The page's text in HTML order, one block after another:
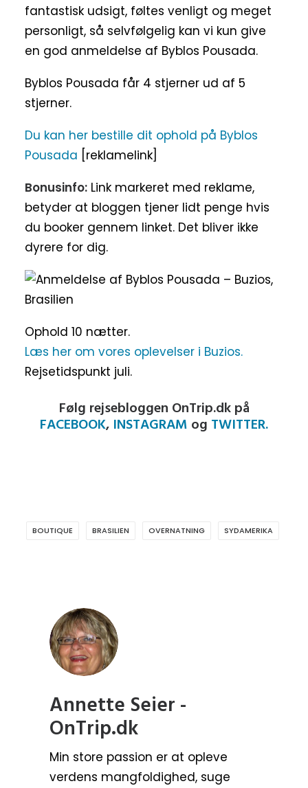
fantastisk udsigt, føltes venligt og meget
personligt, så selvfølgelig kan vi kun give
en god anmeldelse af Byblos Pousada.
Byblos Pousada får 4 stjerner ud af 5
stjerner.
Du kan her bestille dit ophold på Byblos
Pousada [reklamelink]
Bonusinfo: Link markeret med reklame,
betyder at bloggen tjener lidt penge hvis
du booker gennem linket. Det bliver ikke
dyrere for dig.
Ophold 10 nætter.
Læs her om vores oplevelser i Buzios.
Rejsetidspunkt juli.
Følg rejsebloggen OnTrip.dk på
FACEBOOK, INSTAGRAM og TWITTER.
BOUTIQUE BRASILIEN OVERNATNING SYDAMERIKA
Annette Seier -
OnTrip.dk
Min store passion er at opleve
verdens mangfoldighed, suge